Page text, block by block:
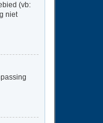
(vb:
niet